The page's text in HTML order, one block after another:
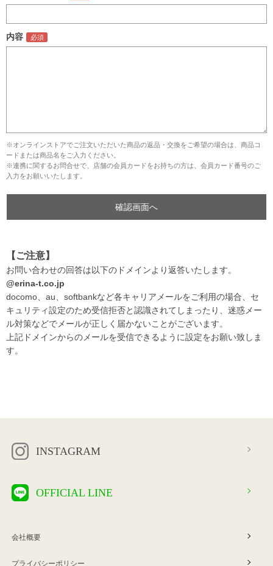
内容
※オンラインストアでご注文いただいた商品の返品・交換をご希望の場合は、商品コ
ードまたは商品名をご入力ください。
※連携に関するお問合せで、店舗の会員カードをお持ちの方は、会員カード番号のご
入力をお願いいたします。
【ご注意】
お問い合わせの回答は以下のドメインより返答いたします。
@erina-t.co.jp
docomo、au、softbankなど各キャリアメールをご利用の場合、セ
キュリティ設定のため受信拒否と認識されてしまったり、迷惑メー
ル対策などでメールが正しく届かないことがございます。
上記ドメインからのメールを受信できるように設定をお願い致しま
す。
INSTAGRAM
OFFICIAL LINE
会社概要
プライバシーポリシー